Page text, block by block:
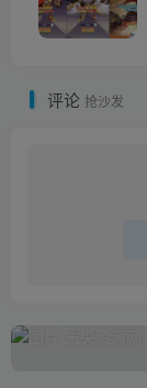
评论 抢沙发